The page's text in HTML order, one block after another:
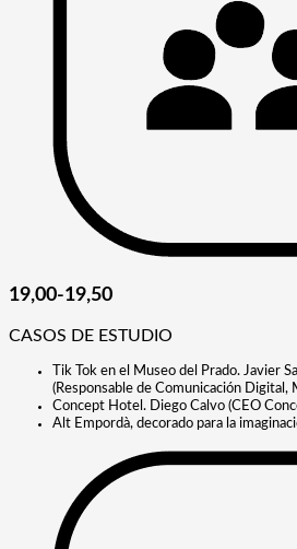
19,00-19,50
CASOS DE ESTUDIO
Tik Tok en el Museo del Prado. Javier
(Responsable de Comunicación Digital,
Concept Hotel. Diego Calvo (CEO
Alt Empordà, decorado para la